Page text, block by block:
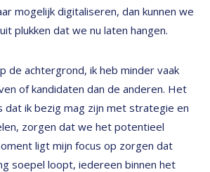
mogelijk digitaliseren, dan kunnen we
plukken dat we nu laten hangen.
de achtergrond, ik heb minder vaak
of kandidaten dan de anderen. Het
dat ik bezig mag zijn met strategie en
zorgen dat we het potentieel
ligt mijn focus op zorgen dat
soepel loopt, iedereen binnen het